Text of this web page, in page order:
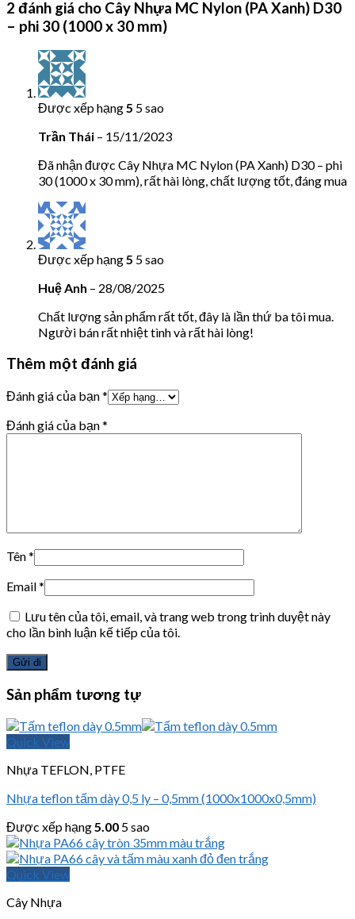
2 đánh giá cho Cây Nhựa MC Nylon (PA Xanh) D30
– phi 30 (1000 x 30 mm)
Được xếp hạng 5 5 sao
Trần Thái – 15/11/2023
Đã nhận được Cây Nhựa MC Nylon (PA Xanh) D30 – phi
30 (1000 x 30 mm), rất hài lòng, chất lượng tốt, đáng mua
Được xếp hạng 5 5 sao
Huệ Anh – 28/08/2025
Chất lượng sản phẩm rất tốt, đây là lần thứ ba tôi mua.
Người bán rất nhiệt tình và rất hài lòng!
Thêm một đánh giá
Đánh giá của bạn*
Đánh giá của bạn*
Tên*
Email*
Lưu tên của tôi, email, và trang web trong trình duyệt này
cho lần bình luận kế tiếp của tôi.
Sản phẩm tương tự
Quick View
Nhựa TEFLON, PTFE
Nhựa teflon tấm dày 0,5 ly – 0,5mm (1000x1000x0,5mm)
Được xếp hạng5.00 5 sao
Quick View
Cây Nhựa